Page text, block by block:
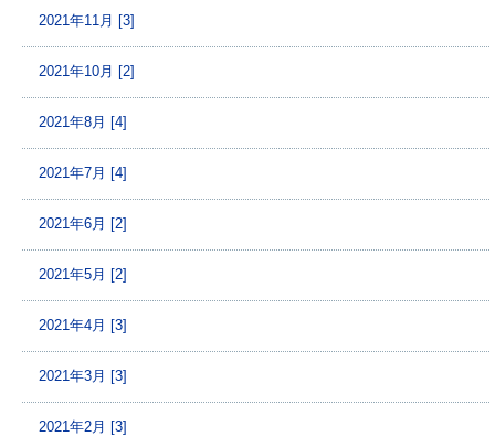
2021年11月 [3]
2021年10月 [2]
2021年8月 [4]
2021年7月 [4]
2021年6月 [2]
2021年5月 [2]
2021年4月 [3]
2021年3月 [3]
2021年2月 [3]